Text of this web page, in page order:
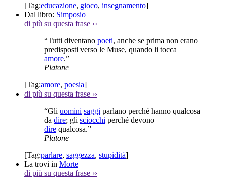
[Tag:educazione, gioco, insegnamento]
Dal libro: Simposio
di più su questa frase ››
“Tutti diventano poeti, anche se prima non erano
predisposti verso le Muse, quando li tocca
amore.”
Platone
[Tag:amore, poesia]
di più su questa frase ››
“Gli uomini saggi parlano perché hanno qualcosa
da dire; gli sciocchi perché devono
dire qualcosa.”
Platone
[Tag:parlare, saggezza, stupidità]
La trovi in Morte
di più su questa frase ››